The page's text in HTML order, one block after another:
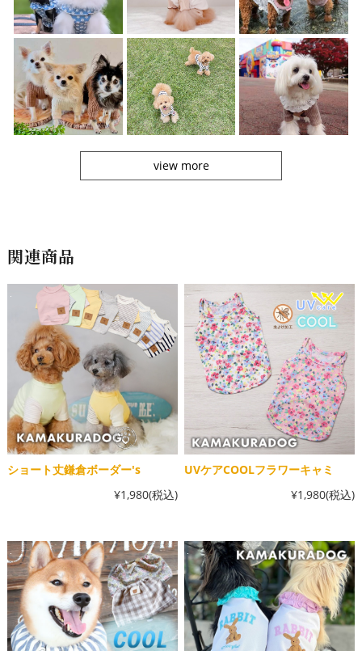
view more
関連商品
ショート丈鎌倉ボーダー's
¥1,980(税込)
UVケアCOOLフラワーキャミ
¥1,980(税込)